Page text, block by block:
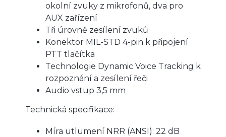
okolní zvuky z mikrofonů, dva pro
AUX zařízení
Tři úrovně zesílení zvuků
Konektor MIL-STD 4-pin k připojení
PTT tlačítka
Technologie Dynamic Voice Tracking k
rozpoznání a zesílení řeči
Audio vstup 3,5 mm
Technická specifikace:
Míra utlumení NRR (ANSI): 22 dB